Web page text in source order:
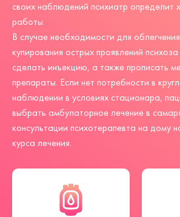
своих наблюдений психиатр определит
работы.
В случае необходимости для
купирования острых проявлений
сделать инъекцию, а также прописать
препараты. Если нет потребности в
наблюдении в условиях стационара,
выбрать амбулаторное лечение в
консультации психотерапевта на дому
курса лечения.